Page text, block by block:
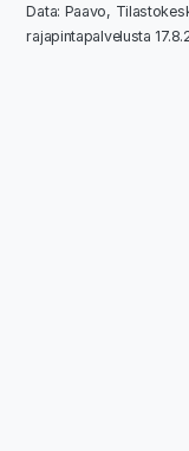
Data: Paavo,
rajapintapalvelusta